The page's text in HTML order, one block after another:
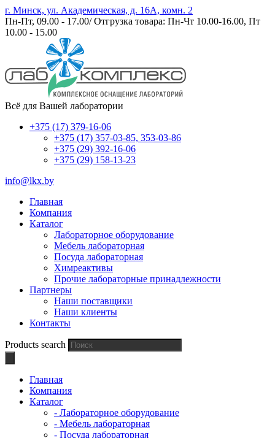
г. Минск, ул. Академическая, д. 16А, комн. 2
Пн-Пт, 09.00 - 17.00/ Отгрузка товара: Пн-Чт 10.00-16.00, Пт
10.00 - 15.00
Всё для Вашей лаборатории
+375 (17) 379-16-06
+375 (17) 357-03-85, 353-03-86
+375 (29) 392-16-06
+375 (29) 158-13-23
info@lkx.by
Главная
Компания
Каталог
Лабораторное оборудование
Мебель лабораторная
Посуда лабораторная
Химреактивы
Прочие лабораторные принадлежности
Партнеры
Наши поставщики
Наши клиенты
Контакты
Products search
Главная
Компания
Каталог
- Лабораторное оборудование
- Мебель лабораторная
- Посуда лабораторная